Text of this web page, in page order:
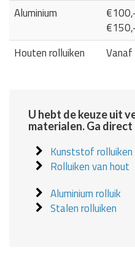
Aluminium
Houten rolluiken
U hebt de keuze uit
materialen. Ga direct
Kunststof rolluiken
Rolluiken van hout
Aluminium rolluik
Stalen rolluiken